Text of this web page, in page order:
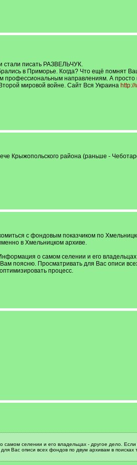
стали писать РАЗВЕЛЬЧУК.
в Приморье. Когда? Что ещё помнят
направлениям. А
мировой войне. Сайт Вся Украина
Крыжопольского района (раньше -
с фондовым показчиком по
в Хмельницком архиве.
о самом селении и его владельцах
поясню. Просматривать для Вас описи
процесс.
селении и его владельцах - другое дело.
Вас описи всех фондов по двум архивам в поисках